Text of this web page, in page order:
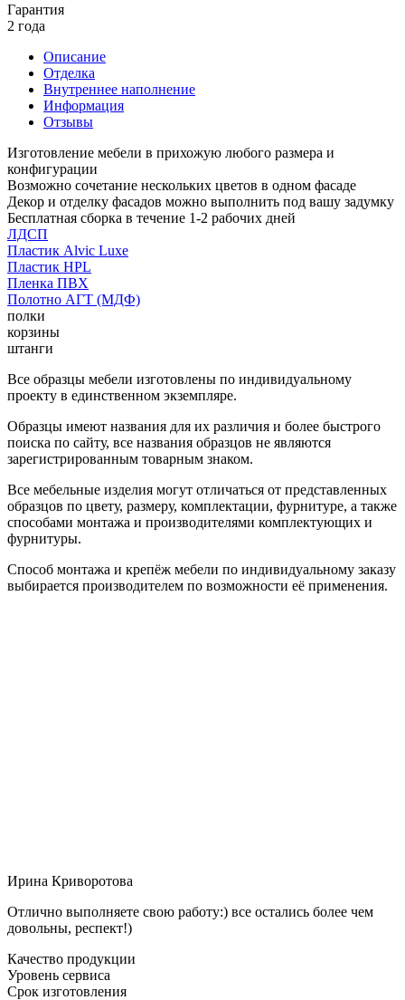
Гарантия
2 года
Описание
Отделка
Внутреннее наполнение
Информация
Отзывы
Изготовление мебели в прихожую любого размера и
конфигурации
Возможно сочетание нескольких цветов в одном фасаде
Декор и отделку фасадов можно выполнить под вашу задумку
Бесплатная сборка в течение 1-2 рабочих дней
ЛДСП
Пластик Alvic Luxe
Пластик HPL
Пленка ПВХ
Полотно АГТ (МДФ)
полки
корзины
штанги
Все образцы мебели изготовлены по индивидуальному
проекту в единственном экземпляре.
Образцы имеют названия для их различия и более быстрого
поиска по сайту, все названия образцов не являются
зарегистрированным товарным знаком.
Все мебельные изделия могут отличаться от представленных
образцов по цвету, размеру, комплектации, фурнитуре, а также
способами монтажа и производителями комплектующих и
фурнитуры.
Способ монтажа и крепёж мебели по индивидуальному заказу
выбирается производителем по возможности её применения.
Ирина Криворотова
Отлично выполняете свою работу:) все остались более чем
довольны, респект!)
Качество продукции
Уровень сервиса
Срок изготовления